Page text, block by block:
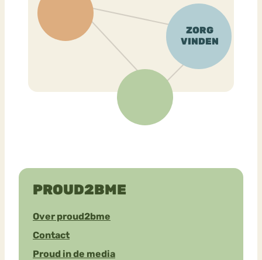
PROUD2BME
Over proud2bme
Contact
Proud in de media